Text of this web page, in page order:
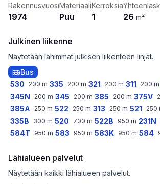
Rakennusvuosi
1974
Materiaali
Puu
Kerroksia
1 26 m²
Julkinen liikenne
Näytetään lähimmät julkisen liikenteen linjat.
Bus
530
200 m 335 200 m 321 200 m 311 200 m
345N 200 m 345 200 m 385 200 m 375V
385A 250 m 522 250 m 313 250 m 521 250
335B 300 m 520 700 m 522B 950 m 231N
584T 950 m 583 950 m 583K 950 m 584
Lähialueen palvelut
Näytetään kaikki lähialueen palvelut.